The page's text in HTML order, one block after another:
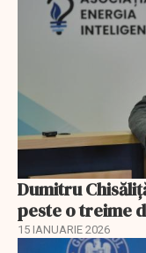
Dumitru
peste o treime
15 IANUARIE 2026